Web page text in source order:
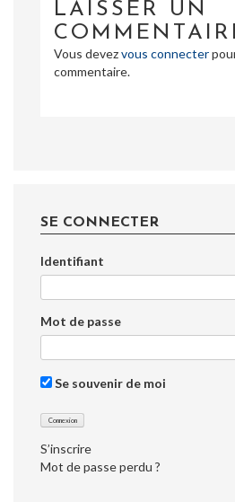
LAISSER UN
Vous devezvous connecter
commentaire.
SE CONNECTER
Identifiant
Mot de passe
Se souvenir de moi
S’inscrire
Mot de passe perdu ?